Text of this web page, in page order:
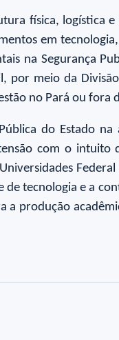
física, logística e
em
na Segurança
meio da
no Pará ou fora
do Estado na
com o
tecnologia e a
produção